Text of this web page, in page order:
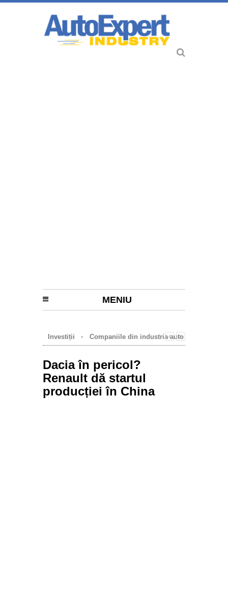
MENIU
Investiții • Companiile din industria auto
investiţii în tehnologii noi
Dacia în pericol?
Renault dă startul
producției în China